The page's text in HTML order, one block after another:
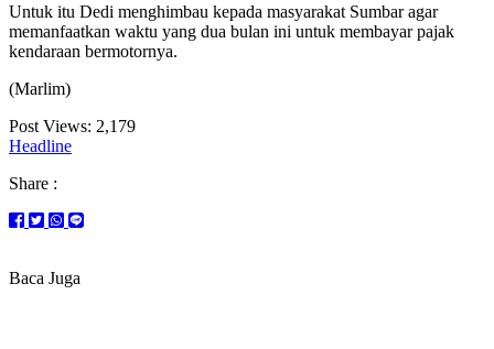
Untuk itu Dedi menghimbau kepada masyarakat Sumbar agar
memanfaatkan waktu yang dua bulan ini untuk membayar pajak
kendaraan bermotornya.
(Marlim)
Post Views: 2,179
Headline
Share :
Baca Juga